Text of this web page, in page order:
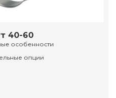
40-60
особенности
опции